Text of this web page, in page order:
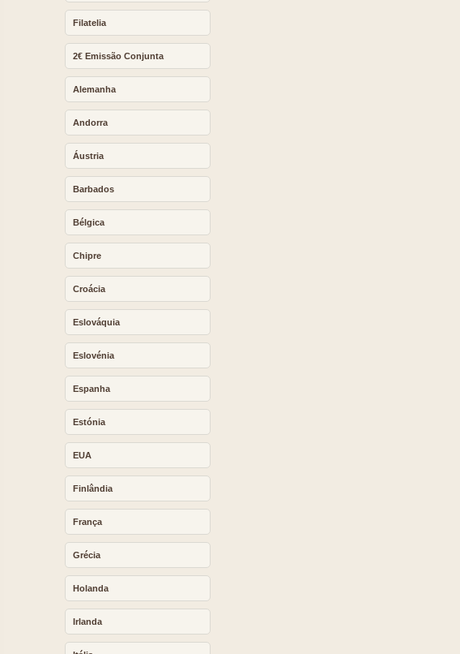
Filatelia
2€ Emissão Conjunta
Alemanha
Andorra
Áustria
Barbados
Bélgica
Chipre
Croácia
Eslováquia
Eslovénia
Espanha
Estónia
EUA
Finlândia
França
Grécia
Holanda
Irlanda